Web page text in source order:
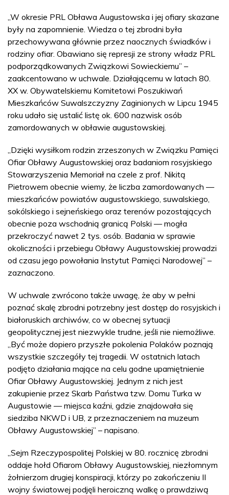
„W okresie PRL Obława Augustowska i jej ofiary skazane
były na zapomnienie. Wiedza o tej zbrodni była
przechowywana głównie przez naocznych świadków i
rodziny ofiar. Obawiano się represji ze strony władz PRL
podporządkowanych Związkowi Sowieckiemu” –
zaakcentowano w uchwale. Działającemu w latach 80.
XX w. Obywatelskiemu Komitetowi Poszukiwań
Mieszkańców Suwalszczyzny Zaginionych w Lipcu 1945
roku udało się ustalić listę ok. 600 nazwisk osób
zamordowanych w obławie augustowskiej.
„Dzięki wysiłkom rodzin zrzeszonych w Związku Pamięci
Ofiar Obławy Augustowskiej oraz badaniom rosyjskiego
Stowarzyszenia Memoriał na czele z prof. Nikitą
Pietrowem obecnie wiemy, że liczba zamordowanych —
mieszkańców powiatów augustowskiego, suwalskiego,
sokólskiego i sejneńskiego oraz terenów pozostających
obecnie poza wschodnią granicą Polski — mogła
przekroczyć nawet 2 tys. osób. Badania w sprawie
okoliczności i przebiegu Obławy Augustowskiej prowadzi
od czasu jego powołania Instytut Pamięci Narodowej” –
zaznaczono.
W uchwale zwrócono także uwagę, że aby w pełni
poznać skalę zbrodni potrzebny jest dostęp do rosyjskich i
białoruskich archiwów, co w obecnej sytuacji
geopolitycznej jest niezwykle trudne, jeśli nie niemożliwe.
„Być może dopiero przyszłe pokolenia Polaków poznają
wszystkie szczegóły tej tragedii. W ostatnich latach
podjęto działania mające na celu godne upamiętnienie
Ofiar Obławy Augustowskiej. Jednym z nich jest
zakupienie przez Skarb Państwa tzw. Domu Turka w
Augustowie — miejsca kaźni, gdzie znajdowała się
siedziba NKWD i UB, z przeznaczeniem na muzeum
Obławy Augustowskiej” – napisano.
„Sejm Rzeczypospolitej Polskiej w 80. rocznicę zbrodni
oddaje hołd Ofiarom Obławy Augustowskiej, niezłomnym
żołnierzom drugiej konspiracji, którzy po zakończeniu II
wojny światowej podjęli heroiczną walkę o prawdziwą